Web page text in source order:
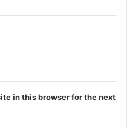
in this browser for the next